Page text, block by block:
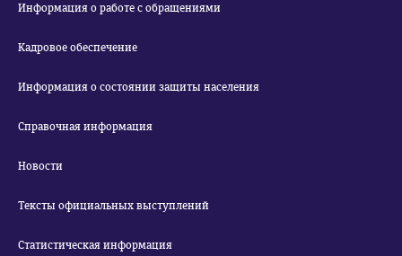
Информация о работе с обращениями
Кадровое обеспечение
Информация о состоянии защиты населения
Справочная информация
Новости
Тексты официальных выступлений
Статистическая информация